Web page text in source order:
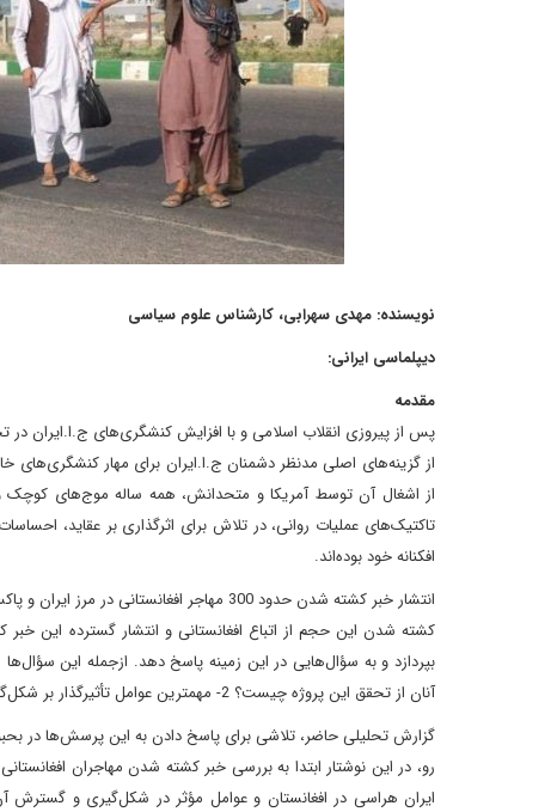
نویسنده: مهدی سهرابی، کارشناس علوم سیاسی
دیپلماسی ایرانی:
مقدمه
پس از پیروزی انقلاب اسلامی و با افزایش کنشگری‌های ج.ا.ایران در
از گزینه‌های اصلی مدنظر دشمنان ج.ا.ایران برای مهار
از اشغال آن توسط آمریکا و متحدانش، همه ساله موج‌های کوچک و
تاکتیک‌های عملیات روانی، در تلاش برای اثرگذاری بر عقاید،
افکنانه خود بوده‌اند.
انتشار خبر کشته شدن حدود 300 مهاجر
کشته شدن این حجم از اتباع افغانستانی و انتشار گسترده این خبر
آنان از تحقق این پروژه چیست؟ 2- ﻣﻬﻤﺘﺮﯾﻦ ﻋﻮاﻣﻞ تأثیرگذار ﺑﺮ شکل‌گیری اﯾﺮان ﻫﺮاﺳﯽ در اﻓﻐﺎﻧﺴﺘﺎن کدام است؟
گزارش تحلیلی حاضر، تلاشی برای پاسخ دادن به این پرسش‌ها در
رو، در این نوشتار ابتدا به بررسی خبر کشته شدن مهاجران
ایران هراسی در افغانستان و عوامل مؤثر در شکل‌گیری و گسترش